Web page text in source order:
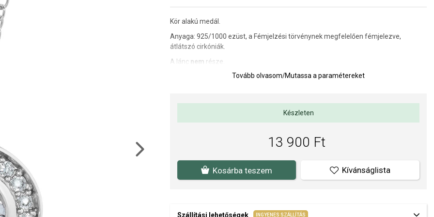
Kör alakú medál.
Anyaga: 925/1000 ezüst, a Fémjelzési törvénynek megfelelően fémjelezve,
átlátszó cirkóniák.
A lánc nem része.
Medál méretei: 10 x 15 mm (fogantyúval)
Az anyagok és a kivitelezés minősége elsőrendű számunkra. Felületkezelésünk,
drágaköveink és gyöngyeink beépítése megfelel az igényes követelményeknek.
Tovább olvasom/Mutassa a paramétereket
Készleten
13 900 Ft
Kosárba teszem Kívánságlista
Szállítási lehetőségek INGYENES SZÁLLÍTÁS